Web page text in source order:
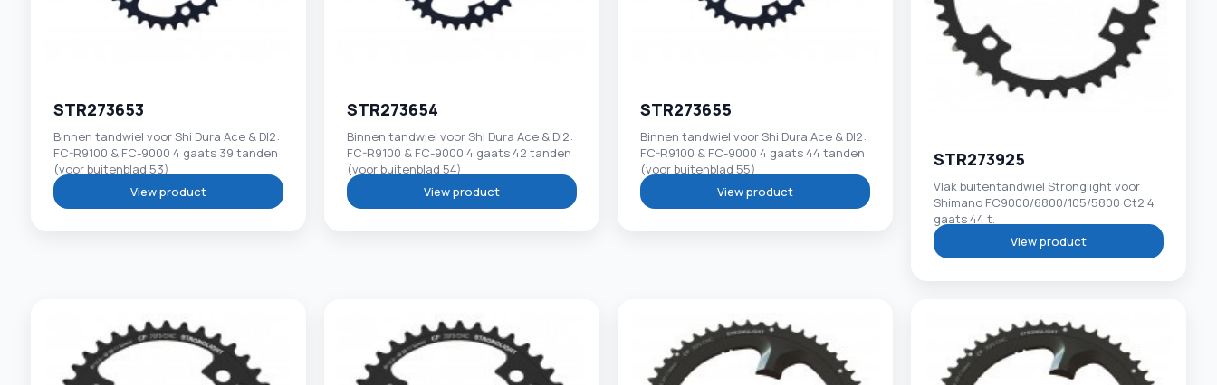
STR273653
Binnen tandwiel voor Shi Dura Ace & DI2:
FC-R9100 & FC-9000 4 gaats 39 tanden
(voor buitenblad 53)
View product
STR273654
Binnen tandwiel voor Shi Dura Ace & DI2:
FC-R9100 & FC-9000 4 gaats 42 tanden
(voor buitenblad 54)
View product
STR273655
Binnen tandwiel voor Shi Dura Ace & DI2:
FC-R9100 & FC-9000 4 gaats 44 tanden
(voor buitenblad 55)
View product
STR273925
Vlak buitentandwiel Stronglight voor
Shimano FC9000/6800/105/5800 Ct2 4
gaats 44 t.
View product